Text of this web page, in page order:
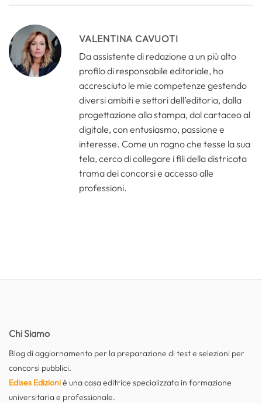
VALENTINA CAVUOTI
Da assistente di redazione a un più alto
profilo di responsabile editoriale, ho
accresciuto le mie competenze gestendo
diversi ambiti e settori dell’editoria, dalla
progettazione alla stampa, dal cartaceo al
digitale, con entusiasmo, passione e
interesse. Come un ragno che tesse la sua
tela, cerco di collegare i fili della districata
trama dei concorsi e accesso alle
professioni.
Chi Siamo
Blog di aggiornamento per la preparazione di test e selezioni per
concorsi pubblici.
Edises Edizioniè una casa editrice specializzata in formazione
universitaria e professionale.